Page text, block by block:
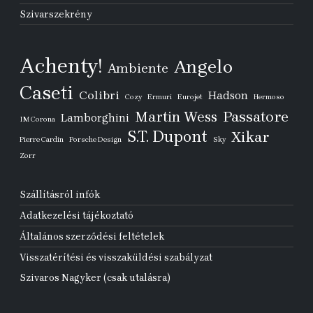
Szivarszekrény
Achenty! Ambiente Angelo
Caseti Colibri Cozy Ermuri Eurojet Hadson Hermoso
IM Corona Lamborghini Martin Wess Passatore
Pierre Cardin Porsche Design S.T. Dupont Sky Xikar
Zorr
Szállításról infók
Adatkezelési tájékoztató
Általános szerződési feltételek
Visszatérítési és visszaküldési szabályzat
Szivaros Nagyker (csak utalásra)